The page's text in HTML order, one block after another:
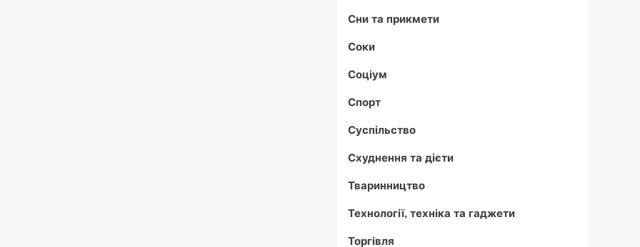
Сни та прикмети
Соки
Соціум
Спорт
Суспільство
Схуднення та дієти
Тваринництво
Технології, техніка та гаджети
Торгівля